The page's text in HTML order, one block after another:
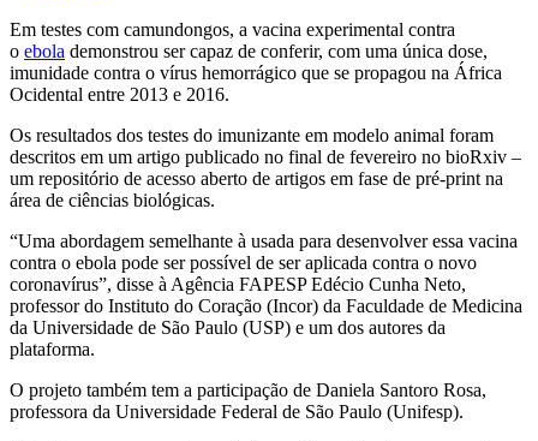
Em testes com camundongos, a vacina experimental contra
o ebola demonstrou ser capaz de conferir, com uma única dose,
imunidade contra o vírus hemorrágico que se propagou na África
Ocidental entre 2013 e 2016.
Os resultados dos testes do imunizante em modelo animal foram
descritos em um artigo publicado no final de fevereiro no bioRxiv –
um repositório de acesso aberto de artigos em fase de pré-print na
área de ciências biológicas.
“Uma abordagem semelhante à usada para desenvolver essa vacina
contra o ebola pode ser possível de ser aplicada contra o novo
coronavírus”, disse à Agência FAPESP Edécio Cunha Neto,
professor do Instituto do Coração (Incor) da Faculdade de Medicina
da Universidade de São Paulo (USP) e um dos autores da
plataforma.
O projeto também tem a participação de Daniela Santoro Rosa,
professora da Universidade Federal de São Paulo (Unifesp).